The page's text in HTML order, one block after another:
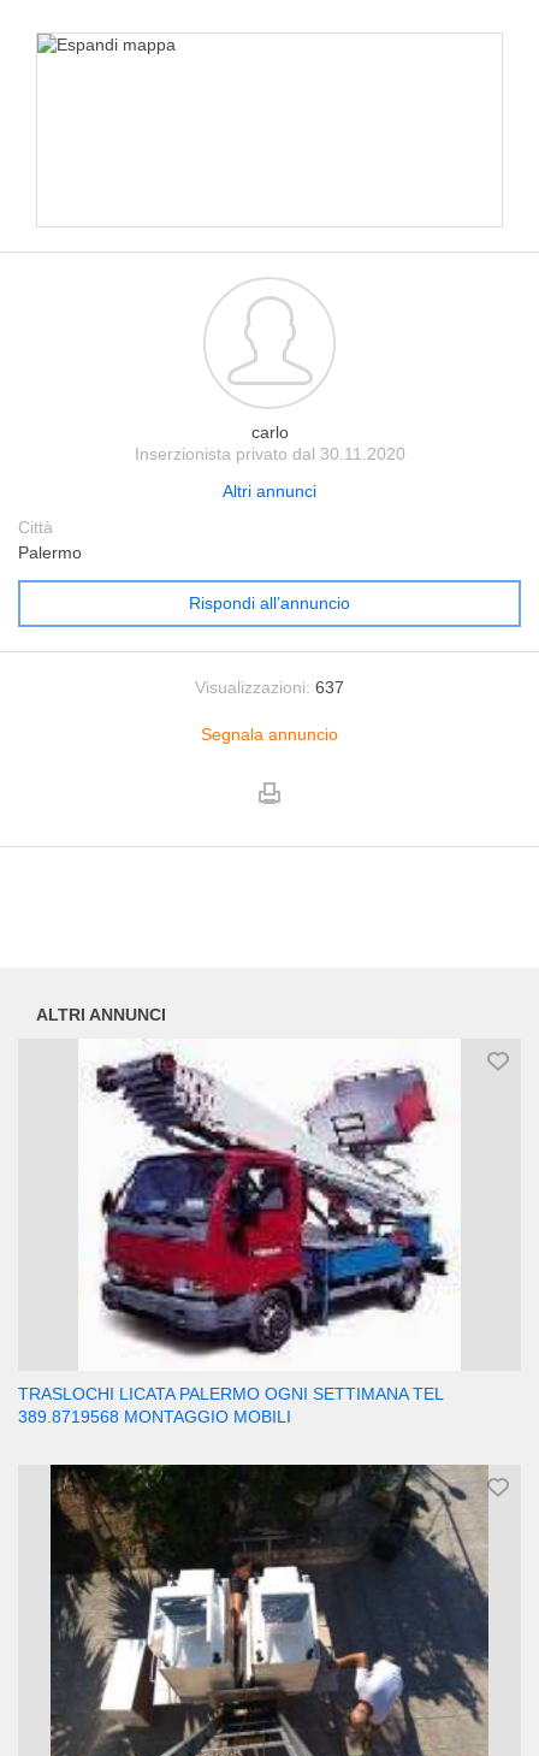
carlo
Inserzionista privato dal 30.11.2020
Altri annunci
Città
Palermo
Rispondi all’annuncio
Visualizzazioni: 637
Segnala annuncio
ALTRI ANNUNCI
TRASLOCHI LICATA PALERMO OGNI SETTIMANA TEL
389.8719568 MONTAGGIO MOBILI